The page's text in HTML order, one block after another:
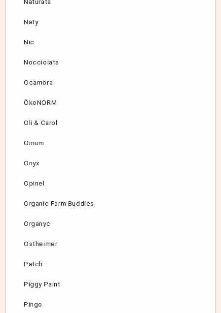
Naturata
Naty
Nic
Nocciolata
Ocamora
ÖkoNORM
Oli & Carol
Omum
Onyx
Opinel
Organic Farm Buddies
Organyc
Ostheimer
Patch
Piggy Paint
Pingo